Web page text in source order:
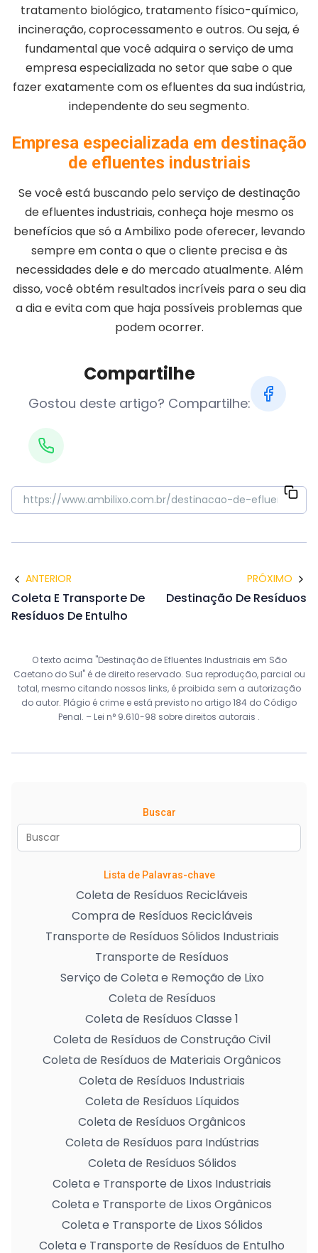
tratamento biológico, tratamento físico-químico,
incineração, coprocessamento e outros. Ou seja, é
fundamental que você adquira o serviço de uma
empresa especializada no setor que sabe o que
fazer exatamente com os efluentes da sua indústria,
independente do seu segmento.
Empresa especializada em destinação
de efluentes industriais
Se você está buscando pelo serviço de destinação
de efluentes industriais, conheça hoje mesmo os
benefícios que só a Ambilixo pode oferecer, levando
sempre em conta o que o cliente precisa e às
necessidades dele e do mercado atualmente. Além
disso, você obtém resultados incríveis para o seu dia
a dia e evita com que haja possíveis problemas que
podem ocorrer.
Compartilhe
Gostou deste artigo? Compartilhe:
ANTERIOR
Coleta E Transporte De
Resíduos De Entulho
PRÓXIMO
Destinação De Resíduos
O texto acima "Destinação de Efluentes Industriais em São
Caetano do Sul" é de direito reservado. Sua reprodução, parcial ou
total, mesmo citando nossos links, é proibida sem a autorização
do autor. Plágio é crime e está previsto no artigo 184 do Código
Penal. – Lei n° 9.610-98 sobre direitos autorais .
Buscar
Lista de Palavras-chave
Coleta de Resíduos Recicláveis
Compra de Resíduos Recicláveis
Transporte de Resíduos Sólidos Industriais
Transporte de Resíduos
Serviço de Coleta e Remoção de Lixo
Coleta de Resíduos
Coleta de Resíduos Classe 1
Coleta de Resíduos de Construção Civil
Coleta de Resíduos de Materiais Orgânicos
Coleta de Resíduos Industriais
Coleta de Resíduos Líquidos
Coleta de Resíduos Orgânicos
Coleta de Resíduos para Indústrias
Coleta de Resíduos Sólidos
Coleta e Transporte de Lixos Industriais
Coleta e Transporte de Lixos Orgânicos
Coleta e Transporte de Lixos Sólidos
Coleta e Transporte de Resíduos de Entulho